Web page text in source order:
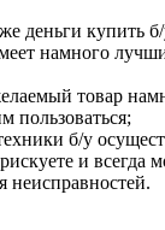
деньги купить
намного
товар
пользоваться;
б/у
и всегда
неисправностей.